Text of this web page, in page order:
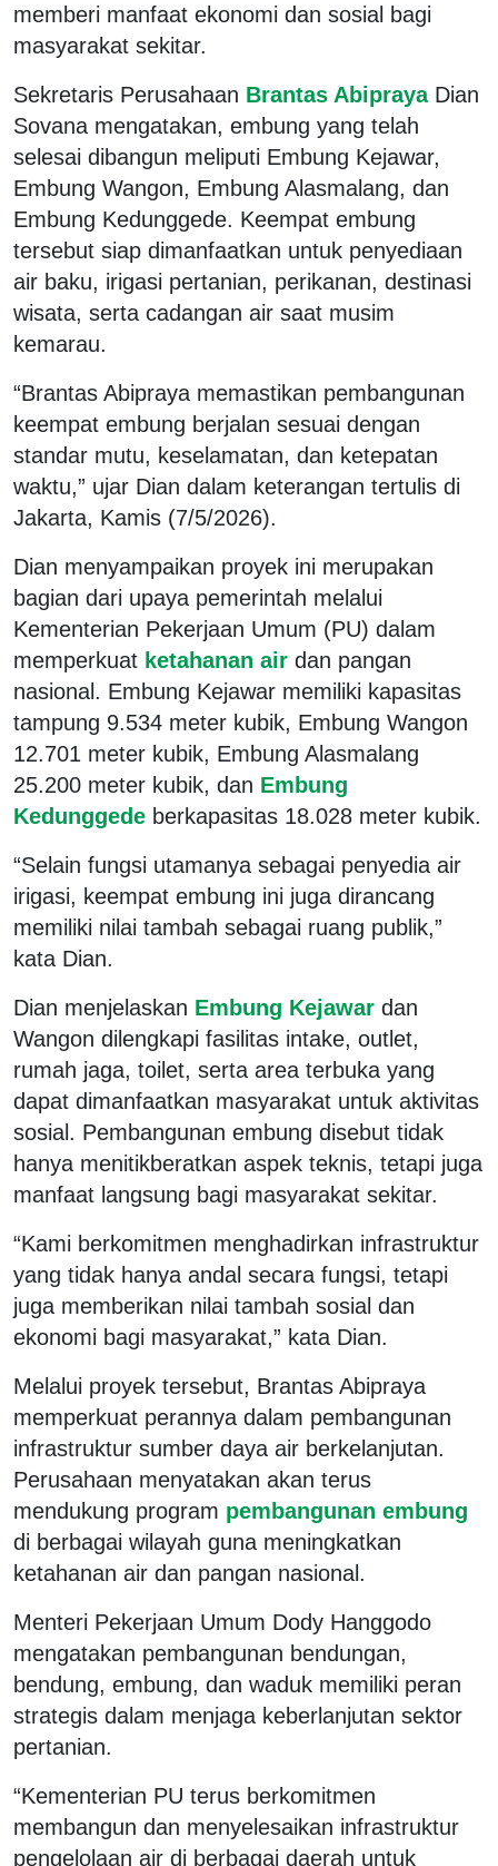
memberi manfaat ekonomi dan sosial bagi
masyarakat sekitar.
Sekretaris Perusahaan Brantas Abipraya Dian
Sovana mengatakan, embung yang telah
selesai dibangun meliputi Embung Kejawar,
Embung Wangon, Embung Alasmalang, dan
Embung Kedunggede. Keempat embung
tersebut siap dimanfaatkan untuk penyediaan
air baku, irigasi pertanian, perikanan, destinasi
wisata, serta cadangan air saat musim
kemarau.
“Brantas Abipraya memastikan pembangunan
keempat embung berjalan sesuai dengan
standar mutu, keselamatan, dan ketepatan
waktu,” ujar Dian dalam keterangan tertulis di
Jakarta, Kamis (7/5/2026).
Dian menyampaikan proyek ini merupakan
bagian dari upaya pemerintah melalui
Kementerian Pekerjaan Umum (PU) dalam
memperkuat ketahanan air dan pangan
nasional. Embung Kejawar memiliki kapasitas
tampung 9.534 meter kubik, Embung Wangon
12.701 meter kubik, Embung Alasmalang
25.200 meter kubik, dan Embung
Kedunggede berkapasitas 18.028 meter kubik.
“Selain fungsi utamanya sebagai penyedia air
irigasi, keempat embung ini juga dirancang
memiliki nilai tambah sebagai ruang publik,”
kata Dian.
Dian menjelaskan Embung Kejawar dan
Wangon dilengkapi fasilitas intake, outlet,
rumah jaga, toilet, serta area terbuka yang
dapat dimanfaatkan masyarakat untuk aktivitas
sosial. Pembangunan embung disebut tidak
hanya menitikberatkan aspek teknis, tetapi juga
manfaat langsung bagi masyarakat sekitar.
“Kami berkomitmen menghadirkan infrastruktur
yang tidak hanya andal secara fungsi, tetapi
juga memberikan nilai tambah sosial dan
ekonomi bagi masyarakat,” kata Dian.
Melalui proyek tersebut, Brantas Abipraya
memperkuat perannya dalam pembangunan
infrastruktur sumber daya air berkelanjutan.
Perusahaan menyatakan akan terus
mendukung program pembangunan embung
di berbagai wilayah guna meningkatkan
ketahanan air dan pangan nasional.
Menteri Pekerjaan Umum Dody Hanggodo
mengatakan pembangunan bendungan,
bendung, embung, dan waduk memiliki peran
strategis dalam menjaga keberlanjutan sektor
pertanian.
“Kementerian PU terus berkomitmen
membangun dan menyelesaikan infrastruktur
pengelolaan air di berbagai daerah untuk